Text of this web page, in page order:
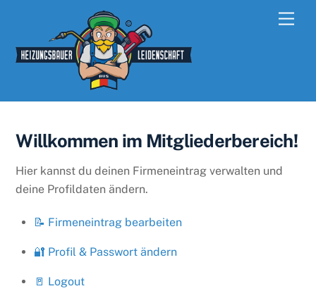
content
Willkommen im Mitgliederbereich!
Hier kannst du deinen Firmeneintrag verwalten und
deine Profildaten ändern.
📝 Firmeneintrag bearbeiten
🔐 Profil & Passwort ändern
🚪 Logout